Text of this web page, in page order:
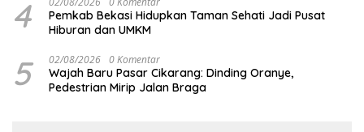
4
Pemkab Bekasi Hidupkan Taman Sehati Jadi Pusat
Hiburan dan UMKM
5 02/08/2026 0 Komentar
Wajah Baru Pasar Cikarang: Dinding Oranye,
Pedestrian Mirip Jalan Braga